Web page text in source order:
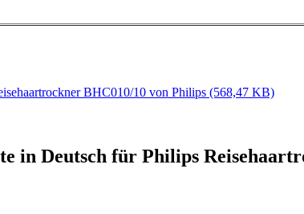
BHC010/10 von Philips (568,47 KB)
in Deutsch für Philips